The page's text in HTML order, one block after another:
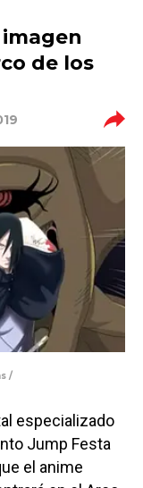
de los
/
especializado
Jump Festa
el anime